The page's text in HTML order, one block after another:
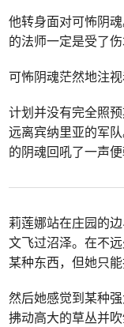
他转身面对可怖阴
的法师一定是受了
可怖阴魂茫然地注
计划并没有完全照
远离宾纳里亚的军
的阴魂回吼了一声便
莉莲娜站在庄园的
文飞过沼泽。在不
某种东西，但她只
然后她感觉到某种
拂动高大的草丛并